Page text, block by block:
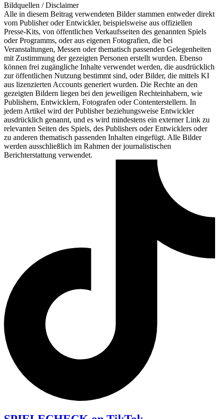
Bildquellen / Disclaimer
Alle in diesem Beitrag verwendeten Bilder stammen entweder direkt
vom Publisher oder Entwickler, beispielsweise aus offiziellen
Presse-Kits, von öffentlichen Verkaufsseiten des genannten Spiels
oder Programms, oder aus eigenen Fotografien, die bei
Veranstaltungen, Messen oder thematisch passenden Gelegenheiten
mit Zustimmung der gezeigten Personen erstellt wurden. Ebenso
können frei zugängliche Inhalte verwendet werden, die ausdrücklich
zur öffentlichen Nutzung bestimmt sind, oder Bilder, die mittels KI
aus lizenzierten Accounts generiert wurden. Die Rechte an den
gezeigten Bildern liegen bei den jeweiligen Rechteinhabern, wie
Publishern, Entwicklern, Fotografen oder Contenterstellern. In
jedem Artikel wird der Publisher beziehungsweise Entwickler
ausdrücklich genannt, und es wird mindestens ein externer Link zu
relevanten Seiten des Spiels, des Publishers oder Entwicklers oder
zu anderen thematisch passenden Inhalten eingefügt. Alle Bilder
werden ausschließlich im Rahmen der journalistischen
Berichterstattung verwendet.